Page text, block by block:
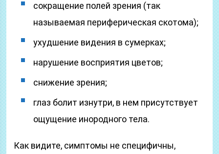
сокращение полей зрения (так
называемая периферическая скотома);
ухудшение видения в сумерках;
нарушение восприятия цветов;
снижение зрения;
глаз болит изнутри, в нем присутствует
ощущение инородного тела.
Как видите, симптомы не специфичны,